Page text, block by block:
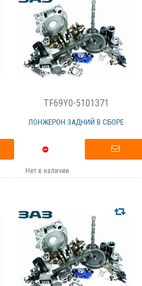
TF69Y0-5101371
ЛОНЖЕРОН ЗАДНИЙ В СБОРЕ
Нет в наличии